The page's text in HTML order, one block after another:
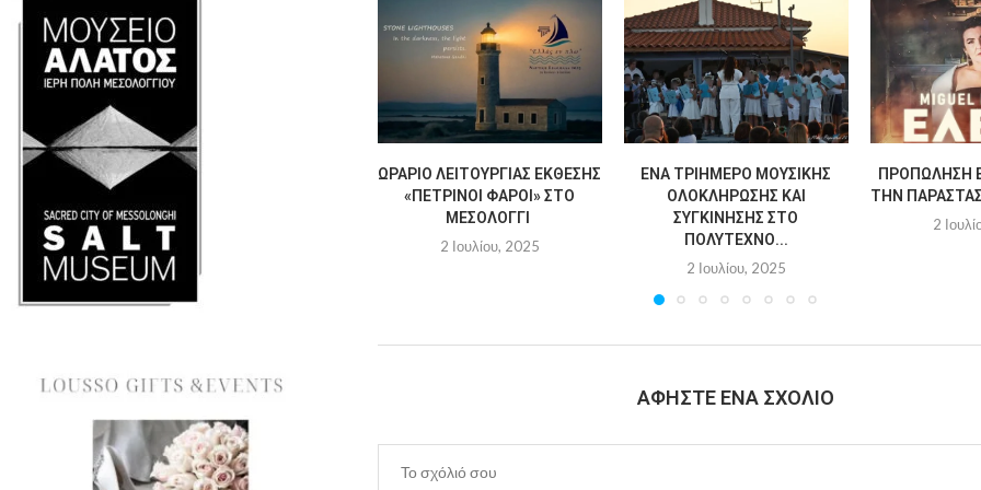
ΩΡΆΡΙΟ ΛΕΙΤΟΥΡΓΊΑΣ ΈΚΘΕΣΗΣ
«ΠΈΤΡΙΝΟΙ ΦΆΡΟΙ» ΣΤΟ
ΜΕΣΟΛΌΓΓΙ
2 Ιουλίου, 2025
ΈΝΑ ΤΡΙΉΜΕΡΟ ΜΟΥΣΙΚΉΣ
ΟΛΟΚΛΉΡΩΣΗΣ ΚΑΙ
ΣΥΓΚΊΝΗΣΗΣ ΣΤΟ
ΠΟΛΎΤΕΧΝΟ...
2 Ιουλίου, 2025
ΠΡΟΠΏΛΗΣΗ
ΤΗΝ
2
ΑΦΉΣΤΕ ΈΝΑ ΣΧΌΛΙΟ